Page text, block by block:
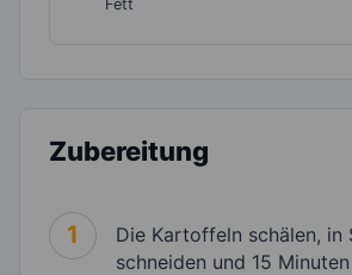
Fett
Zubereitung
1
Die Kartoffeln schälen, in
schneiden und 15